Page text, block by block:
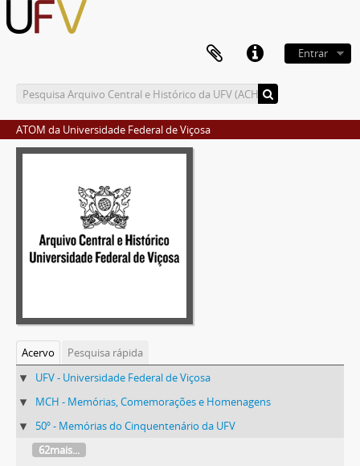
Entrar
ATOM da Universidade Federal de Viçosa
Acervo
Pesquisa rápida
UFV - Universidade Federal de Viçosa
MCH - Memórias, Comemorações e Homenagens
50º - Memórias do Cinquentenário da UFV
62mais...